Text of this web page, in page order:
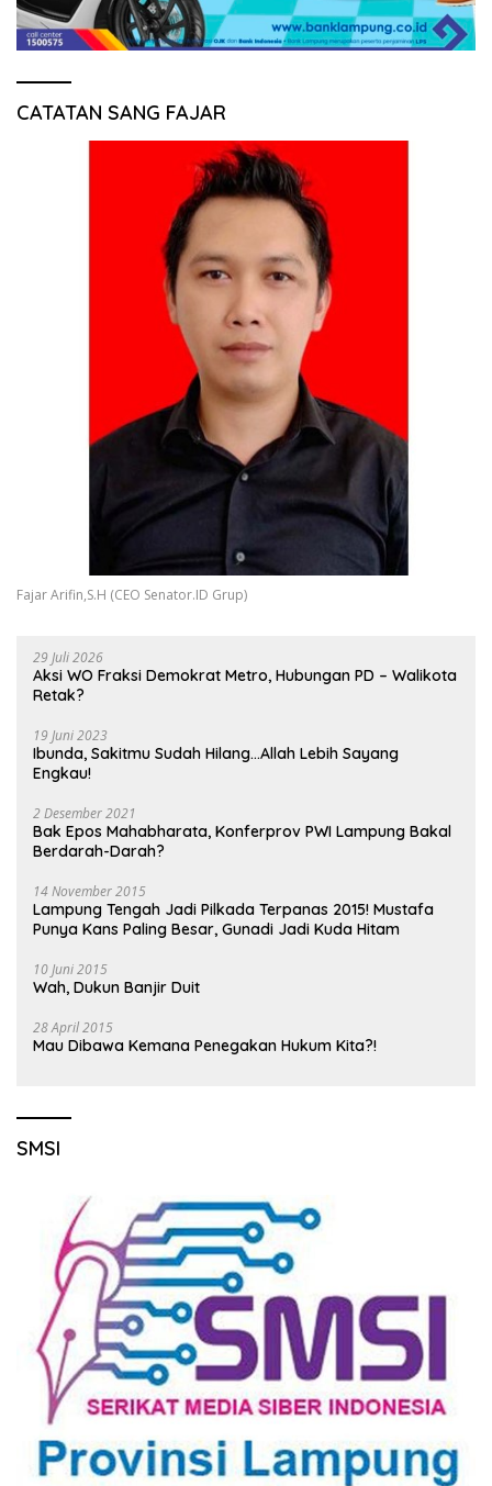
CATATAN SANG FAJAR
Fajar Arifin,S.H (CEO Senator.ID Grup)
29 Juli 2026
Aksi WO Fraksi Demokrat Metro, Hubungan PD – Walikota
Retak?
19 Juni 2023
Ibunda, Sakitmu Sudah Hilang…Allah Lebih Sayang
Engkau!
2 Desember 2021
Bak Epos Mahabharata, Konferprov PWI Lampung Bakal
Berdarah-Darah?
14 November 2015
Lampung Tengah Jadi Pilkada Terpanas 2015! Mustafa
Punya Kans Paling Besar, Gunadi Jadi Kuda Hitam
10 Juni 2015
Wah, Dukun Banjir Duit
28 April 2015
Mau Dibawa Kemana Penegakan Hukum Kita?!
SMSI